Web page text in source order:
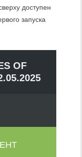
доступен
запуска
OF